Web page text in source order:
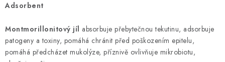
Adsorbent
Montmorillonitový jíl absorbuje přebytečnou tekutinu, adsorbuje
patogeny a toxiny, pomáhá chránit před poškozením epitelu,
pomáhá předcházet mukolýze, příznivě ovlivňuje mikrobiotu,